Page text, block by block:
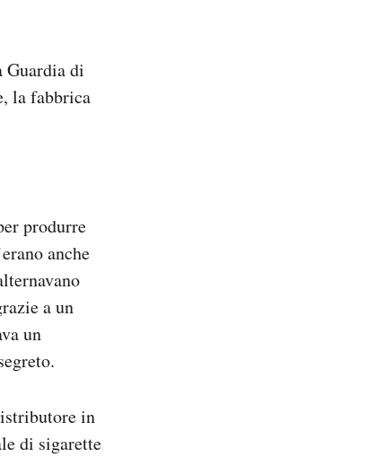
Guardia di
la fabbrica
produrre
anche
a un
un
in
di sigarette